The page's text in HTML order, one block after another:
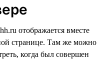
отображается вместе
странице. Там же можно
когда был совершен